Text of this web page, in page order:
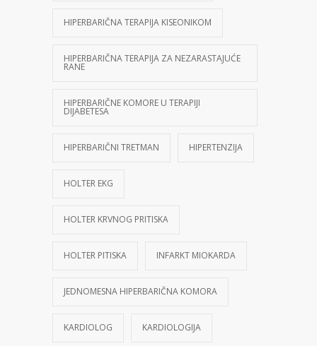
HIPERBARIČNA TERAPIJA KISEONIKOM
HIPERBARIČNA TERAPIJA ZA NEZARASTAJUĆE
RANE
HIPERBARIČNE KOMORE U TERAPIJI
DIJABETESA
HIPERBARIČNI TRETMAN HIPERTENZIJA
HOLTER EKG
HOLTER KRVNOG PRITISKA
HOLTER PITISKA INFARKT MIOKARDA
JEDNOMESNA HIPERBARIČNA KOMORA
KARDIOLOG KARDIOLOGIJA